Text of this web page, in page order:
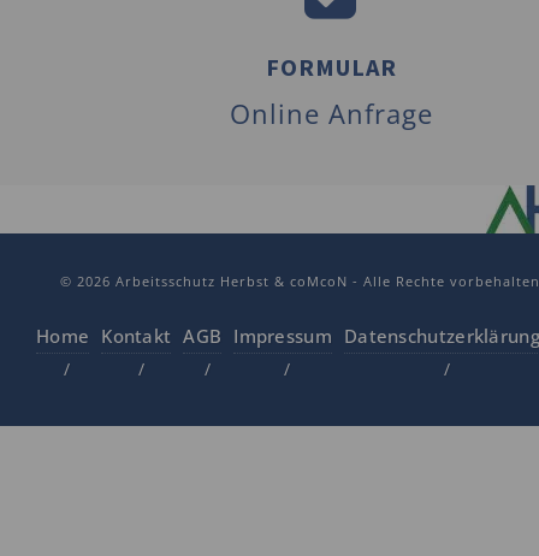
FORMULAR
Online Anfrage
© 2026 Arbeitsschutz Herbst & coMcoN - Alle Rechte vorbehalten
Home Kontakt AGB Impressum Datenschutzerklärung